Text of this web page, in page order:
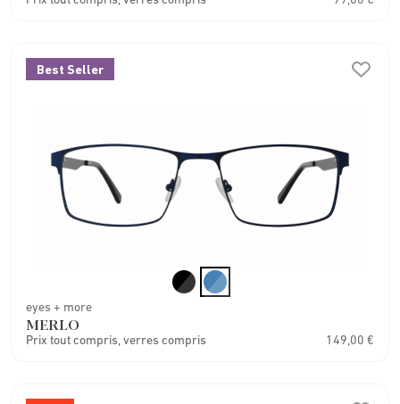
Best Seller
eyes + more
MERLO
Prix tout compris, verres compris 149,00 €